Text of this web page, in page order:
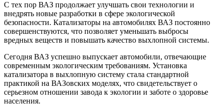
С тех пор ВАЗ продолжает улучшать свои технологии и
внедрять новые разработки в сфере экологической
безопасности. Катализаторы на автомобилях ВАЗ постоянно
совершенствуются, что позволяет уменьшать выбросы
вредных веществ и повышать качество выхлопной системы.
Сегодня ВАЗ успешно выпускает автомобили, отвечающие
современным экологическим требованиям. Установка
катализатора в выхлопную систему стала стандартной
практикой на ВАЗовских моделях, что свидетельствует о
серьезном отношении завода к экологии и заботе о здоровье
населения.